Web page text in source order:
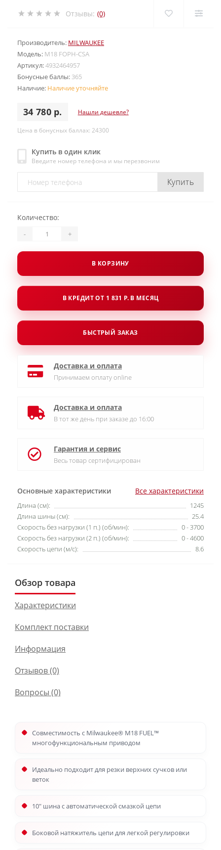
Отзывы: (0)
Производитель: MILWAUKEE
Модель: M18 FOPH-CSA
Артикул:4932464957
Бонусные баллы: 365
Наличие: Наличие уточняйте
34 780 р. Нашли дешевле?
Цена в бонусных баллах: 24300
Купить в один клик
Введите номер телефона и мы перезвоним
Купить
Основные характеристики Все характеристики
Длина (см):
1245
Длина шины (см):
25.4
Скорость без нагрузки (1 п.) (об/мин):
0 - 3700
Скорость без нагрузки (2 п.) (об/мин):
0 - 4600
Скорость цепи (м/с):
8.6
Количество:
- +
В КОРЗИНУ
В КРЕДИТ ОТ 1 831 Р. В МЕСЯЦ
БЫСТРЫЙ ЗАКАЗ
Доставка и оплата
Принимаем оплату online
Доставка и оплата
В тот же день при заказе до 16:00
Гарантия и сервис
Весь товар сертифицирован
Обзор товара
Характеристики
Комплект поставки
Информация
Отзывов (0)
Вопросы (0)
Совместимость с Milwaukee® M18 FUEL™
многофункциональным приводом
Идеально подходит для резки верхних сучков или
веток
10″ шина с автоматической смазкой цепи
Боковой натяжитель цепи для легкой регулировки